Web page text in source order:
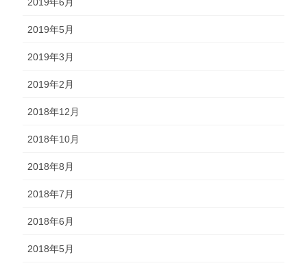
2019年6月
2019年5月
2019年3月
2019年2月
2018年12月
2018年10月
2018年8月
2018年7月
2018年6月
2018年5月